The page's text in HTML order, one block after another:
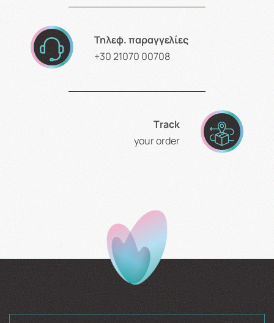
Τηλεφ. παραγγελίες
+30 21070 00708
Τrack
your order